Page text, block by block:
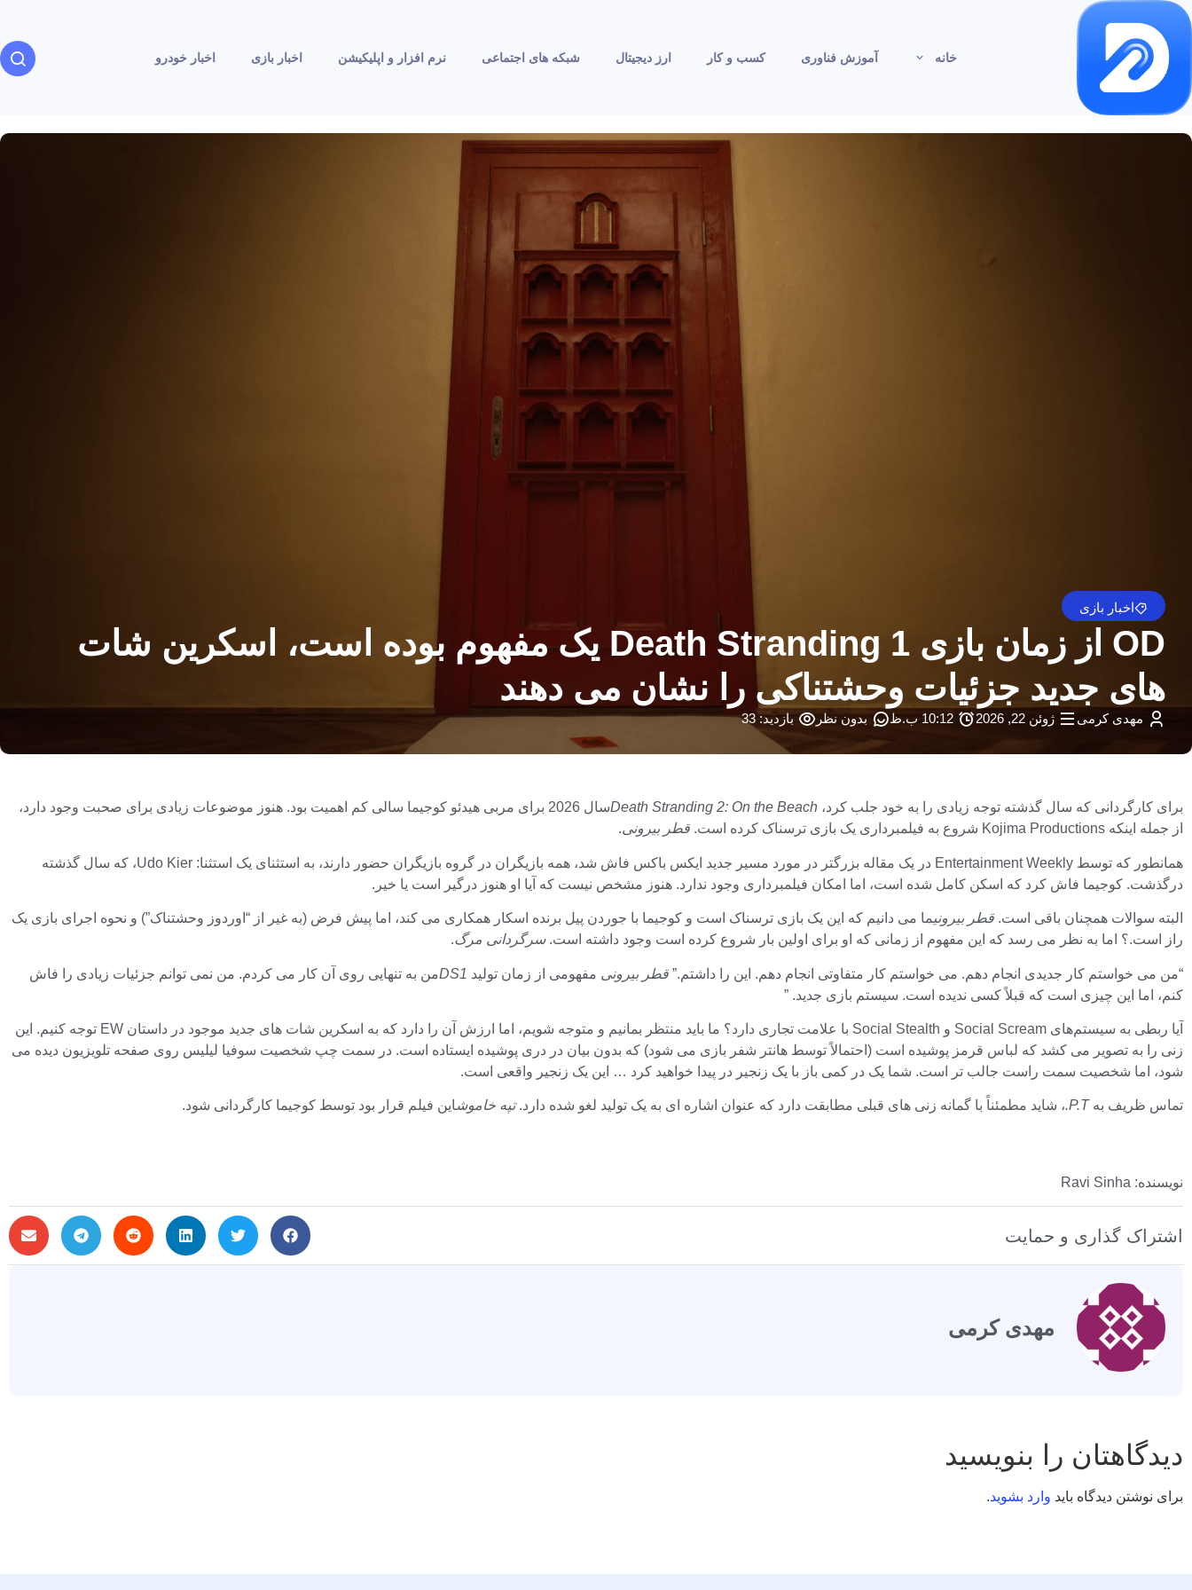
خانه آموزش فناوری کسب و کار ارز دیجیتال شبکه های اجتماعی نرم افزار و اپلیکیشن اخبار بازی اخبار خودرو
اخبار بازی
OD از زمان بازی Death Stranding 1 یک مفهوم بوده است، اسکرین شات
های جدید جزئیات وحشتناکی را نشان می دهند
مهدی کرمی ژوئن 22, 2026 10:12 ب.ظ بدون نظر بازدید: 33
برای کارگردانی که سال گذشته توجه زیادی را به خود جلب کرد، Death Stranding 2: On the Beach
سال 2026 برای مربی هیدئو کوجیما سالی کم اهمیت بود. هنوز موضوعات زیادی برای صحبت وجود دارد،
از جمله اینکه Kojima Productions شروع به فیلمبرداری یک بازی ترسناک کرده است.
قطر بیرونی.
همانطور که توسط Entertainment Weekly در یک مقاله بزرگتر در مورد مسیر جدید ایکس باکس فاش شد، همه بازیگران در گروه بازیگران حضور دارند، به استثنای یک استثنا: Udo Kier، که سال گذشته
درگذشت. کوجیما فاش کرد که اسکن کامل شده است، اما امکان فیلمبرداری وجود ندارد. هنوز مشخص نیست که آیا او هنوز درگیر است یا خیر.
البته سوالات همچنان باقی است. قطر بیرونیما می دانیم که این یک بازی ترسناک است و کوجیما با جوردن پیل برنده اسکار همکاری می کند، اما پیش فرض (به غیر از “اوردوز وحشتناک”) و نحوه اجرای بازی یک
راز است.؟ اما به نظر می رسد که این مفهوم از زمانی که او برای اولین بار شروع کرده است وجود داشته است.سرگردانی مرگ.
“من می خواستم کار جدیدی انجام دهم. می خواستم کار متفاوتی انجام دهم. این را داشتم.” قطر بیرونی مفهومی از زمان تولید DS1من به تنهایی روی آن کار می کردم. من نمی توانم جزئیات زیادی را فاش
کنم، اما این چیزی است که قبلاً کسی ندیده است. سیستم بازی جدید. ”
آیا ربطی به سیستم‌های Social Scream و Social Stealth با علامت تجاری دارد؟ ما باید منتظر بمانیم و متوجه شویم، اما ارزش آن را دارد که به اسکرین شات های جدید موجود در داستان EW توجه کنیم. این
زنی را به تصویر می کشد که لباس قرمز پوشیده است (احتمالاً توسط هانتر شفر بازی می شود) که بدون بیان در دری پوشیده ایستاده است. در سمت چپ شخصیت سوفیا لیلیس روی صفحه تلویزیون دیده می
شود، اما شخصیت سمت راست جالب تر است. شما یک در کمی باز با یک زنجیر در پیدا خواهید کرد … این یک زنجیر واقعی است.
تماس ظریف بهP.T. ، شاید مطمئناً با گمانه زنی های قبلی مطابقت دارد که عنوان اشاره ای به یک تولید لغو شده دارد.تپه خاموشاین فیلم قرار بود توسط کوجیما کارگردانی شود.
نویسنده: Ravi Sinha
اشتراک گذاری و حمایت
مهدی کرمی
دیدگاهتان را بنویسید
برای نوشتن دیدگاه باید وارد بشوید.